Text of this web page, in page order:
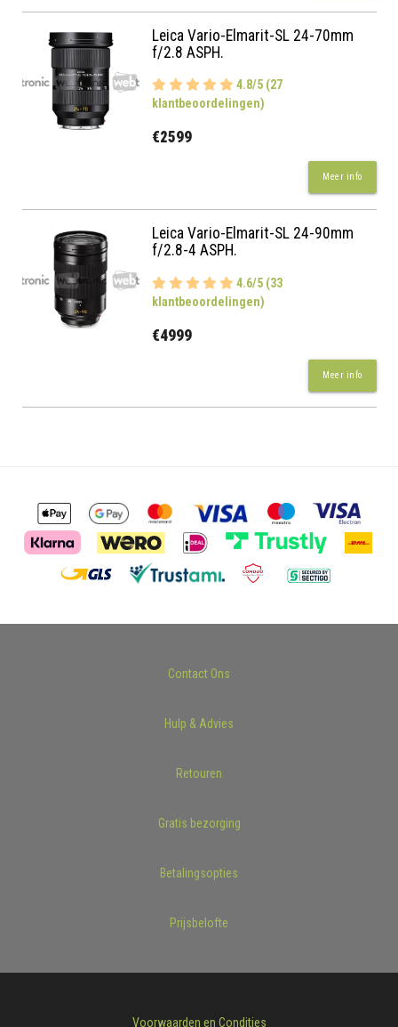
Leica Vario-Elmarit-SL 24-70mm
f/2.8 ASPH.
4.8/5 (27
klantbeoordelingen)
€2599
Meer info
Leica Vario-Elmarit-SL 24-90mm
f/2.8-4 ASPH.
4.6/5 (33
klantbeoordelingen)
€4999
Meer info
Contact Ons
Hulp & Advies
Retouren
Gratis bezorging
Betalingsopties
Prijsbelofte
Voorwaarden en Condities